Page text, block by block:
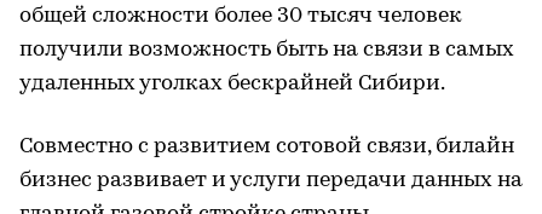
общей сложности более 30 тысяч человек
получили возможность быть на связи в самых
удаленных уголках бескрайней Сибири.
Совместно с развитием сотовой связи, билайн
бизнес развивает и услуги передачи данных на